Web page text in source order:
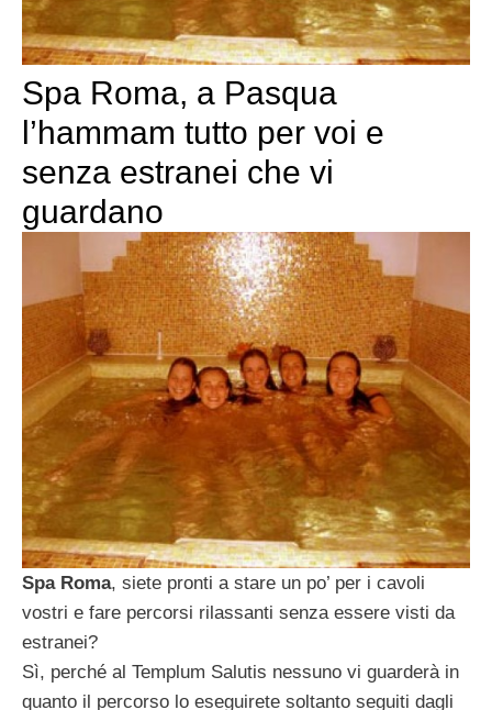
Spa Roma, a Pasqua
l’hammam tutto per voi e
senza estranei che vi
guardano
Spa Roma, siete pronti a stare un po’ per i cavoli
vostri e fare percorsi rilassanti senza essere visti da
estranei?
Sì, perché al Templum Salutis nessuno vi guarderà in
quanto il percorso lo eseguirete soltanto seguiti dagli